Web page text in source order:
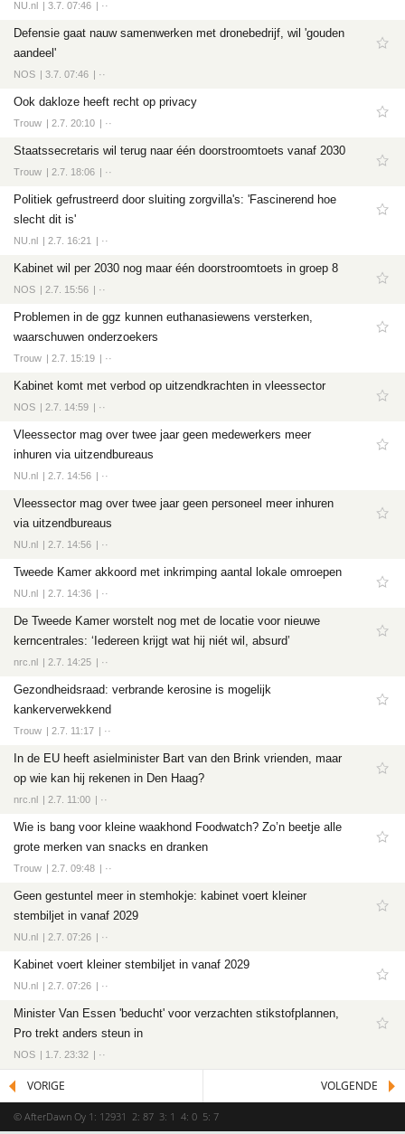
NU.nl 3.7. 07:46 ··
Defensie gaat nauw samenwerken met dronebedrijf, wil 'gouden
aandeel'
NOS 3.7. 07:46 ··
Ook dakloze heeft recht op privacy
Trouw 2.7. 20:10 ··
Staatssecretaris wil terug naar één doorstroomtoets vanaf 2030
Trouw 2.7. 18:06 ··
Politiek gefrustreerd door sluiting zorgvilla's: 'Fascinerend hoe
slecht dit is'
NU.nl 2.7. 16:21 ··
Kabinet wil per 2030 nog maar één doorstroomtoets in groep 8
NOS 2.7. 15:56 ··
Problemen in de ggz kunnen euthanasiewens versterken,
waarschuwen onderzoekers
Trouw 2.7. 15:19 ··
Kabinet komt met verbod op uitzendkrachten in vleessector
NOS 2.7. 14:59 ··
Vleessector mag over twee jaar geen medewerkers meer
inhuren via uitzendbureaus
NU.nl 2.7. 14:56 ··
Vleessector mag over twee jaar geen personeel meer inhuren
via uitzendbureaus
NU.nl 2.7. 14:56 ··
Tweede Kamer akkoord met inkrimping aantal lokale omroepen
NU.nl 2.7. 14:36 ··
De Tweede Kamer worstelt nog met de locatie voor nieuwe
kerncentrales: ‘Iedereen krijgt wat hij niét wil, absurd’
nrc.nl 2.7. 14:25 ··
Gezondheidsraad: verbrande kerosine is mogelijk
kankerverwekkend
Trouw 2.7. 11:17 ··
In de EU heeft asielminister Bart van den Brink vrienden, maar
op wie kan hij rekenen in Den Haag?
nrc.nl 2.7. 11:00 ··
Wie is bang voor kleine waakhond Foodwatch? Zo’n beetje alle
grote merken van snacks en dranken
Trouw 2.7. 09:48 ··
Geen gestuntel meer in stemhokje: kabinet voert kleiner
stembiljet in vanaf 2029
NU.nl 2.7. 07:26 ··
Kabinet voert kleiner stembiljet in vanaf 2029
NU.nl 2.7. 07:26 ··
Minister Van Essen 'beducht' voor verzachten stikstofplannen,
Pro trekt anders steun in
NOS 1.7. 23:32 ··
VORIGE VOLGENDE
© AfterDawn Oy 1: 12931 2: 87 3: 1 4: 0 5: 7